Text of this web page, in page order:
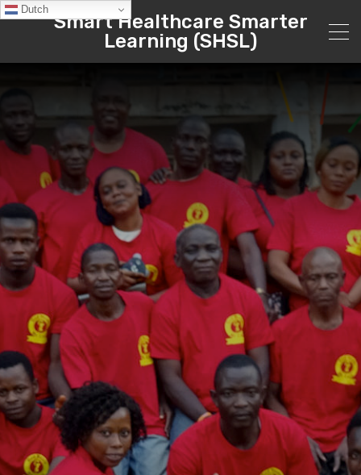
Smart Healthcare Smarter
Learning (SHSL)
Dutch